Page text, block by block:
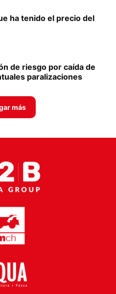
ha tenido el precio del
de riesgo por caída de
paralizaciones
más